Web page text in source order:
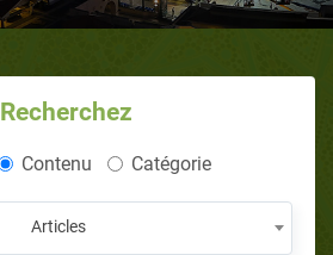
Recherchez
Contenu Catégorie
Articles